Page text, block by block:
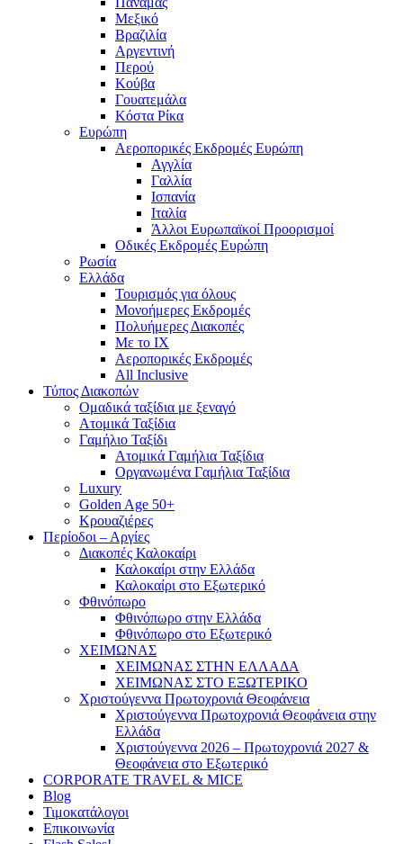
Μεξικό
Βραζιλία
Αργεντινή
Περού
Κούβα
Γουατεμάλα
Κόστα Ρίκα
Ευρώπη
Αεροπορικές Εκδρομές Ευρώπη
Αγγλία
Γαλλία
Ισπανία
Ιταλία
Άλλοι Ευρωπαϊκοί Προορισμοί
Οδικές Εκδρομές Ευρώπη
Ρωσία
Ελλάδα
Τουρισμός για όλους
Mονοήμερες Εκδρομές
Πολυήμερες Διακοπές
Με το ΙΧ
Αεροπορικές Εκδρομές
All Inclusive
Τύπος Διακοπών
Ομαδικά ταξίδια με ξεναγό
Ατομικά Ταξίδια
Γαμήλιο Ταξίδι
Ατομικά Γαμήλια Ταξίδια
Οργανωμένα Γαμήλια Ταξίδια
Luxury
Golden Age 50+
Κρουαζιέρες
Περίοδοι – Αργίες
Διακοπές Καλοκαίρι
Καλοκαίρι στην Ελλάδα
Καλοκαίρι στο Εξωτερικό
Φθινόπωρο
Φθινόπωρο στην Ελλάδα
Φθινόπωρο στο Εξωτερικό
ΧΕΙΜΩΝΑΣ
ΧΕΙΜΩΝΑΣ ΣΤΗΝ ΕΛΛΑΔΑ
ΧΕΙΜΩΝΑΣ ΣΤΟ ΕΞΩΤΕΡΙΚΟ
Χριστούγεννα Πρωτοχρονιά Θεοφάνεια
Χριστούγεννα Πρωτοχρονιά Θεοφάνεια στην
Ελλάδα
Χριστούγεννα 2026 – Πρωτοχρονιά 2027 &
Θεοφάνεια στο Εξωτερικό
CORPORATE TRAVEL & MICE
Blog
Τιμοκατάλογοι
Επικοινωνία